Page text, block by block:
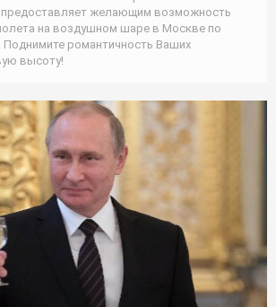
предоставляет желающим возможность
на воздушном шаре в Москве по
Поднимите романтичность Ваших
высоту!